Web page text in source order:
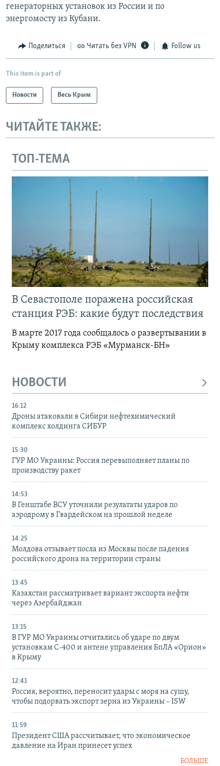
генераторных установок из России и по
энергомосту из Кубани.
Поделиться Читать без VPN Follow us
This item is part of
Новости Весь Крым
ЧИТАЙТЕ ТАКЖЕ:
ТОП-ТЕМА
В Севастополе поражена российская
станция РЭБ: какие будут последствия
В марте 2017 года сообщалось о развертывании в
Крыму комплекса РЭБ «Мурманск-БН»
НОВОСТИ
16:12
Дроны атаковали в Сибири нефтехимический
комплекс холдинга СИБУР
15:30
ГУР МО Украины: Россия перевыполняет планы по
производству ракет
14:53
В Генштабе ВСУ уточнили результаты ударов по
аэродрому в Гвардейском на прошлой неделе
14:25
Молдова отзывает посла из Москвы после падения
российского дрона на территории страны
13:45
Казахстан рассматривает вариант экспорта нефти
через Азербайджан
13:15
В ГУР МО Украины отчитались об ударе по двум
установкам С-400 и антене управления БпЛА «Орион»
в Крыму
12:41
Россия, вероятно, переносит удары с моря на сушу,
чтобы подорвать экспорт зерна из Украины – ISW
11:59
Президент США рассчитывает, что экономическое
давление на Иран принесет успех
БОЛЬШЕ